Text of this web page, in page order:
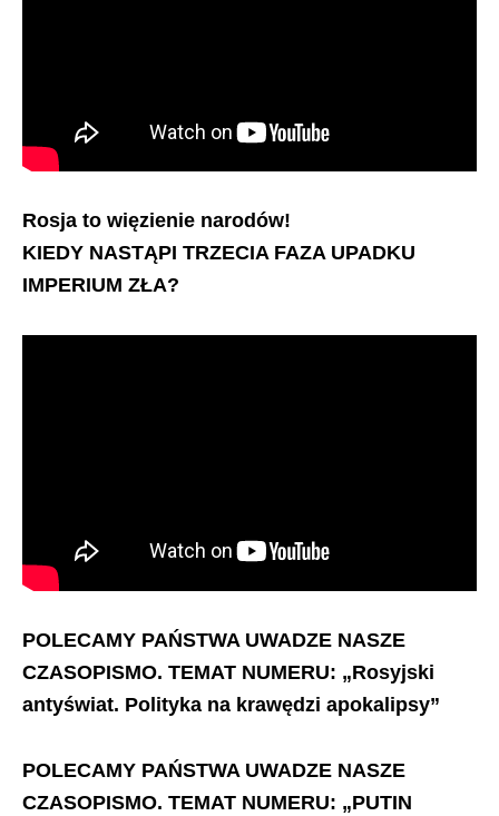
Rosja to więzienie narodów!
KIEDY NASTĄPI TRZECIA FAZA UPADKU
IMPERIUM ZŁA?
POLECAMY PAŃSTWA UWADZE NASZE
CZASOPISMO. TEMAT NUMERU: „Rosyjski
antyświat. Polityka na krawędzi apokalipsy”
POLECAMY PAŃSTWA UWADZE NASZE
CZASOPISMO. TEMAT NUMERU: „PUTIN